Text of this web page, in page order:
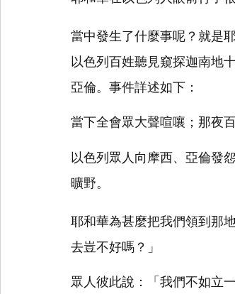
當中發生了什麼事呢？就是
以色列百姓聽見窺探迦南地
亞倫。事件詳述如下：
當下全會眾大聲喧嚷；那夜百
以色列眾人向摩西、亞倫發
曠野。
耶和華為甚麼把我們領到那
去豈不好嗎？」
眾人彼此說：「我們不如立